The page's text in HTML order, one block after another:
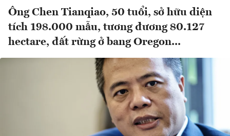
Ông Chen Tianqiao, 50 tuổi, sở hữu diện
tích 198.000 mẫu, tương đương 80.127
hectare, đất rừng ở bang Oregon...